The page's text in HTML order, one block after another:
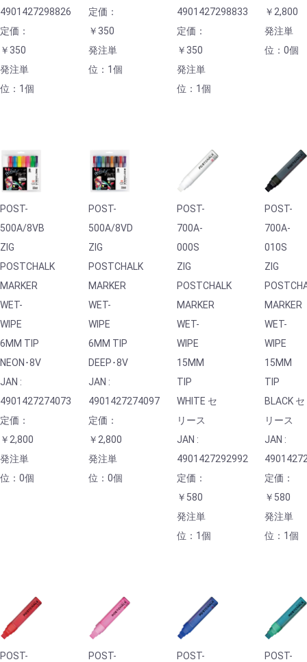
4901427298826
定価：
￥350
発注単
位：1個
定価：
￥350
発注単
位：1個
4901427298833
定価：
￥350
発注単
位：1個
￥2,800
発注単
位：0個
POST-
500A/8VB
ZIG
POSTCHALK
MARKER
WET-
WIPE
6MM TIP
NEON･8V
JAN :
4901427274073
定価：
￥2,800
発注単
位：0個
POST-
500A/8VD
ZIG
POSTCHALK
MARKER
WET-
WIPE
6MM TIP
DEEP･8V
JAN :
4901427274097
定価：
￥2,800
発注単
位：0個
POST-
700A-
000S
ZIG
POSTCHALK
MARKER
WET-
WIPE
15MM
TIP
WHITE セ
リース
JAN :
4901427292992
定価：
￥580
発注単
位：1個
POST-
700A-
010S
ZIG
MARKER
WET-
WIPE
15MM
TIP
BLACK セ
リース
JAN :
定価：
￥580
発注単
位：1個
POST-
POST-
POST-
POST-